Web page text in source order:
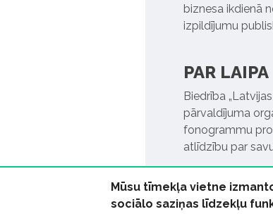
biznesa ikdienā
izpildījumu
PAR LAIPA
Biedrība
pārvaldījuma
fonogrammu
atlīdzību par
Mūsu tīmekļa vietne
sociālo saziņas līdzekļu